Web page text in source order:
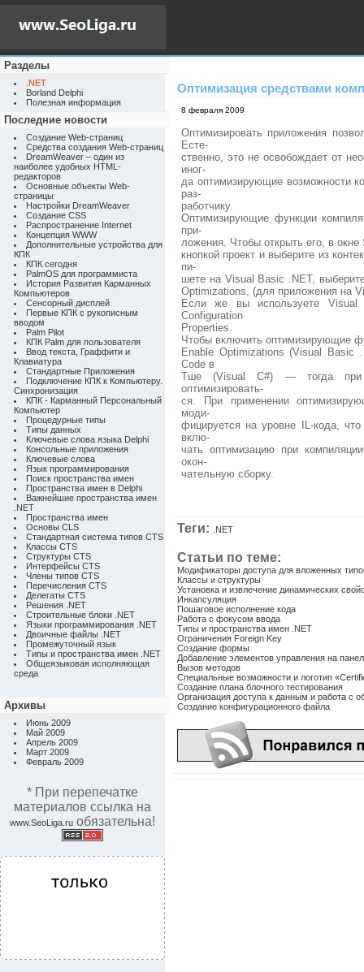
Разделы
.NET
Borland Delphi
Полезная информация
Последние новости
Создание Web-страниц
Средства создания Web-страниц
DreamWeaver – один из
наиболее удобных HTML-
редакторов
Основные объекты Web-
страницы
Настройки DreamWeaver
Создание CSS
Распространение Internet
Концепция WWW
Дополнительные устройства для
КПК
КПК сегодня
PalmOS для программиста
История Развития Карманных
Компьютеров
Сенсорный дисплей
Первые КПК с рукописным
вводом
Palm Pilot
КПК Palm для пользователя
Ввод текста, Граффити и
Клавиатура
Стандартные Приложения
Подключение КПК к Компьютеру.
Синхронизация
КПК - Карманный Персональный
Компьютер
Процедурные типы
Типы данных
Ключевые слова языка Delphi
Консольные приложения
Ключевые слова
Язык программирования
Поиск пространства имен
Пространства имен в Delphi
Важнейшие пространства имен
.NET
Пространства имен
Основы CLS
Стандартная система типов CTS
Классы CTS
Структуры CTS
Интерфейсы CTS
Члены типов CTS
Перечисления CTS
Делегаты CTS
Решения .NET
Строительные блоки .NET
Языки программирования .NET
Двоичные файлы .NET
Промежуточный язык
Типы и пространства имен .NET
Общеязыковая исполняющая
среда
Архивы
Июнь 2009
Май 2009
Апрель 2009
Март 2009
Февраль 2009
* При перепечатке
материалов ссылка на
www.SeoLiga.ru обязательна!
Оптимизация средствами
8 февраля 2009
Оптимизировать приложения
Есте-
ственно, это не освобождает от
иног-
да оптимизирующие возможности
раз-
работчику.
Оптимизирующие функции
при-
ложения. Чтобы открыть его, в
кнопкой проект и выберите из
пи-
шете на Visual Basic .NET,
Optimizations, (для приложения на
Если же вы используете Visual
Configuration
Properties.
Чтобы включить оптимизирующие
Enable Optimizations (Visual Basic
Code в
Тше (Visual C#) — тогда при
оптимизировать-
ся. При применении
моди-
фицируется на уровне IL-кода,
вклю-
чать оптимизацию при
окон-
чательную сборку.
Теги: .NET
Статьи по теме:
Модификаторы доступа для вложенных
Классы и структуры
Установка и извлечение динамических
Инкапсуляция
Пошаговое исполнение кода
Работа с фокусом ввода
Типы и пространства имен .NET
Ограничения Foreign Key
Создание формы
Добавление элементов управления на
Вызов методов
Специальные возможности и логотип
Создание плана блочного тестирования
Организация доступа к данным и работа с
Создание конфигурационного файла